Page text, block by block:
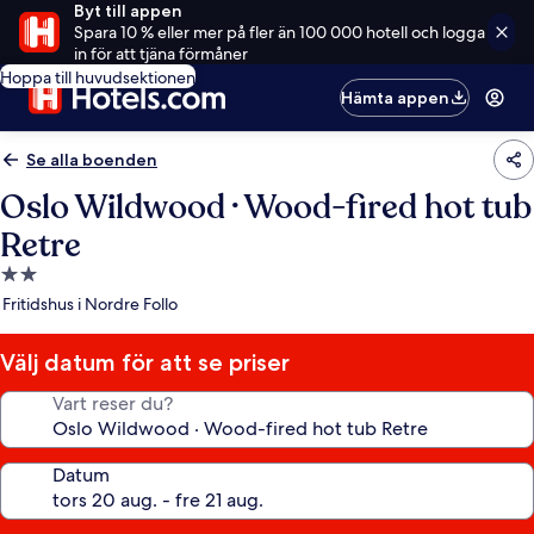
Byt till appen
Spara 10 % eller mer på fler än 100 000 hotell och logga
in för att tjäna förmåner
Hoppa till huvudsektionen
Hämta appen
Se alla boenden
Oslo Wildwood · Wood-fired hot tub
Retre
2.0-
stjärnigt
Fritidshus i Nordre Follo
Välj datum för att se priser
Vart reser du?
Datum